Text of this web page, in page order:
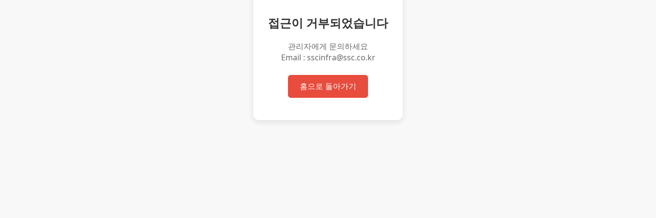
접근이 거부되었습니다
관리자에게 문의하세요
Email : sscinfra@ssc.co.kr
홈으로 돌아가기